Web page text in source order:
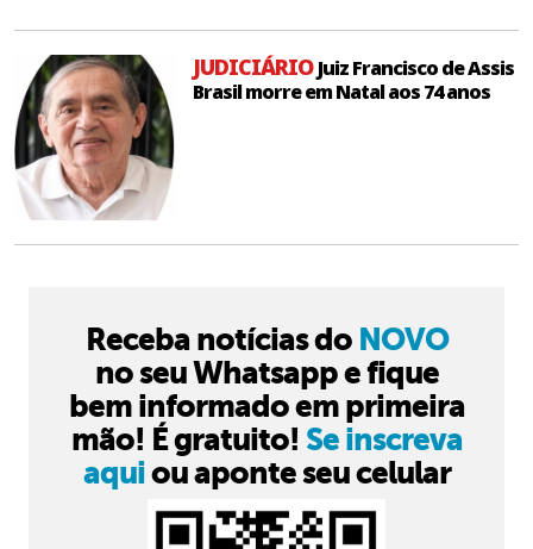
JUDICIÁRIOJuiz Francisco de Assis
Brasil morre em Natal aos 74 anos
Receba notícias do NOVO
no seu Whatsapp e fique
bem informado em primeira
mão! É gratuito! Se inscreva
aquiou aponte seu celular